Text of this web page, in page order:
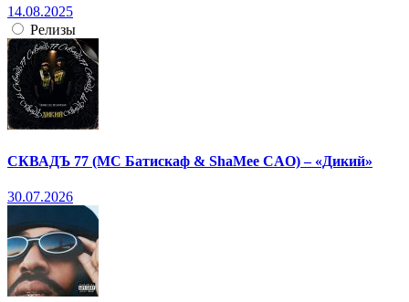
14.08.2025
Релизы
СКВАДЪ 77 (МС Батискаф & ShaMee CAO) – «Дикий»
30.07.2026